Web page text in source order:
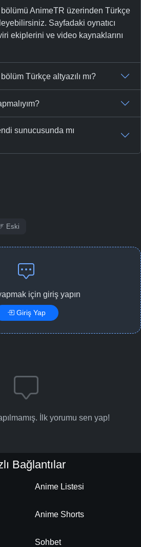
AnimeTR üzerinden Türkçe
Sayfadaki oynatıcı
ekiplerini ve video kaynaklarını
Türkçe altyazılı mı?
sunucusunda mı
Eski
için giriş yapın
Giriş Yap
İlk yorumu sen yap!
Bağlantılar
Anime Listesi
Anime Shorts
Sohbet